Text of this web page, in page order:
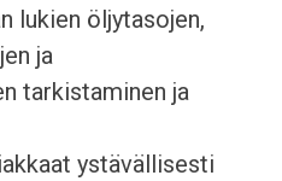
lukien öljytasojen,
ja
tarkistaminen ja
ystävällisesti